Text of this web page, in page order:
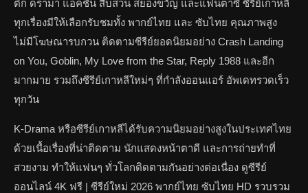
ติก ดราม่า แอคชั่น สืบสวน สยองขวัญ และแฟนตาซี ซีรีย์เกาหลี
ทุกเรื่องมีให้เลือกรับชมทั้ง พากย์ไทย และ ซับไทย คุณภาพสูง
ไม่มีโฆษณารบกวน ติดตามซีรีย์ยอดนิยมอย่าง Crash Landing
on You, Goblin, My Love from the Star, Reply 1988 และอีก
มากมาย รวมถึงซีรีย์เกาหลีใหม่ๆ ที่กำลังออนแอร์ อัพเดทรวดเร็ว
ทุกวัน
K-Drama หรือซีรีย์เกาหลีได้รับความนิยมอย่างสูงในประเทศไทย
ด้วยเนื้อเรื่องที่น่าติดตาม นักแสดงหน้าตาดี และการถ่ายทำที่
สวยงาม ทำให้แฟนๆ ทั่วโลกติดตามกันอย่างต่อเนื่อง ดูซีรีย์
ออนไลน์ 4K ฟรี | ซีรีย์ใหม่ 2026 พากย์ไทย ซับไทย HD รวบรวม